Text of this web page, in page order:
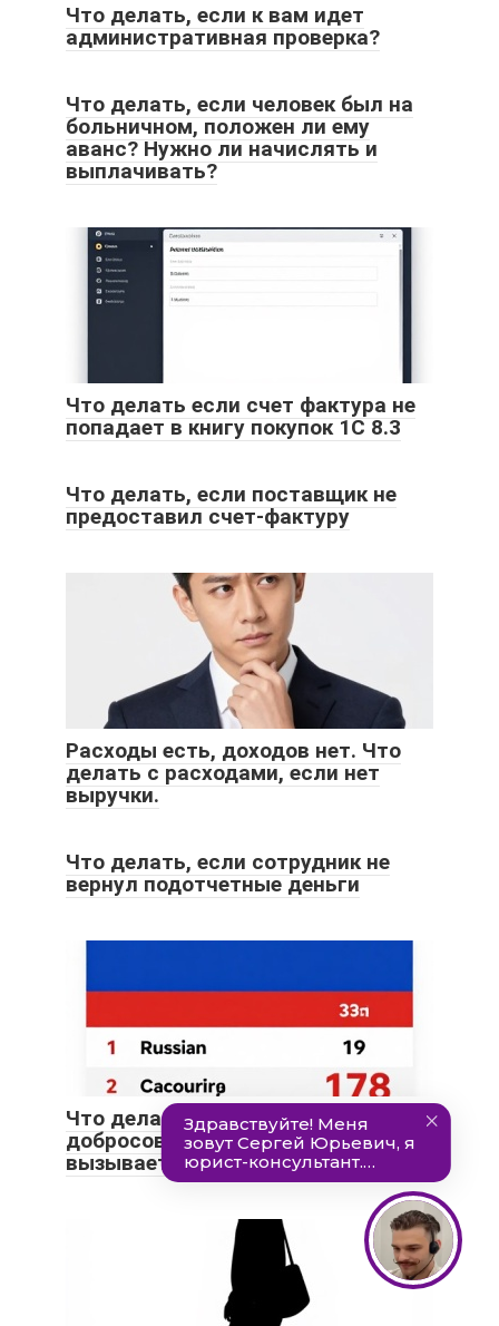
Что делать, если к вам идет
административная проверка?
Что делать, если человек был на
больничном, положен ли ему
аванс? Нужно ли начислять и
выплачивать?
Что делать если счет фактура не
попадает в книгу покупок 1C 8.3
Что делать, если поставщик не
предоставил счет-фактуру
Расходы есть, доходов нет. Что
делать с расходами, если нет
выручки.
Что делать, если сотрудник не
вернул подотчетные деньги
Что делать, если
добросовестность контрагента
вызывает сомнение?